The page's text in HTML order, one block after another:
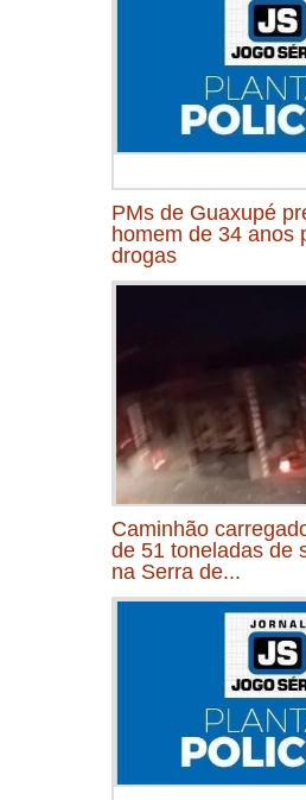
PMs de Guaxupé
homem de 34 anos
drogas
Caminhão
de 51 toneladas de
na Serra de...